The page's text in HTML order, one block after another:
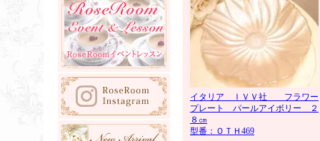
イタリア ＩＶＶ社 フラワー
プレート パールアイボリー ２
８㎝
型番：ＯＴＨ469